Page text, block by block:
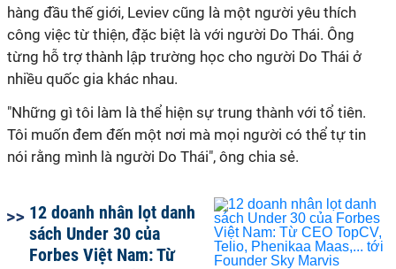
hàng đầu thế giới, Leviev cũng là một người yêu thích
công việc từ thiện, đặc biệt là với người Do Thái. Ông
từng hỗ trợ thành lập trường học cho người Do Thái ở
nhiều quốc gia khác nhau.
"Những gì tôi làm là thể hiện sự trung thành với tổ tiên.
Tôi muốn đem đến một nơi mà mọi người có thể tự tin
nói rằng mình là người Do Thái", ông chia sẻ.
12 doanh nhân lọt danh
sách Under 30 của
Forbes Việt Nam: Từ